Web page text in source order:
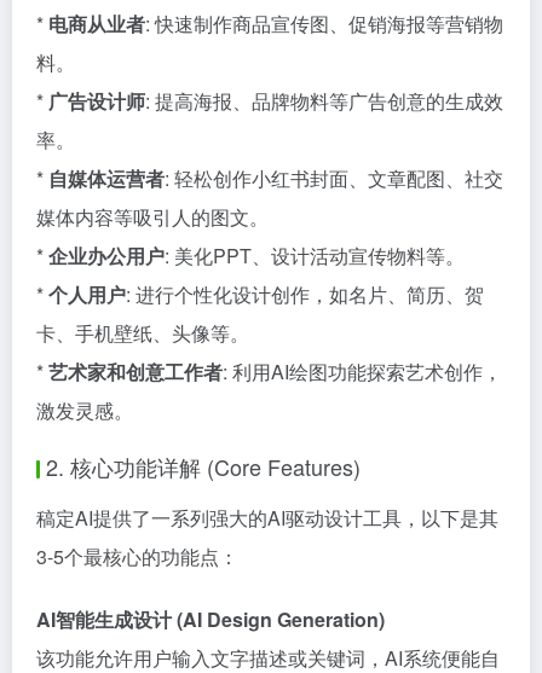
* 电商从业者: 快速制作商品宣传图、促销海报等营销物
料。
* 广告设计师: 提高海报、品牌物料等广告创意的生成效
率。
* 自媒体运营者: 轻松创作小红书封面、文章配图、社交
媒体内容等吸引人的图文。
*企业办公用户: 美化PPT、设计活动宣传物料等。
*个人用户: 进行个性化设计创作，如名片、简历、贺
卡、手机壁纸、头像等。
*艺术家和创意工作者: 利用AI绘图功能探索艺术创作，
激发灵感。
2. 核心功能详解 (Core Features)
稿定AI提供了一系列强大的AI驱动设计工具，以下是其
3-5个最核心的功能点：
AI智能生成设计 (AI Design Generation)
该功能允许用户输入文字描述或关键词，AI系统便能自